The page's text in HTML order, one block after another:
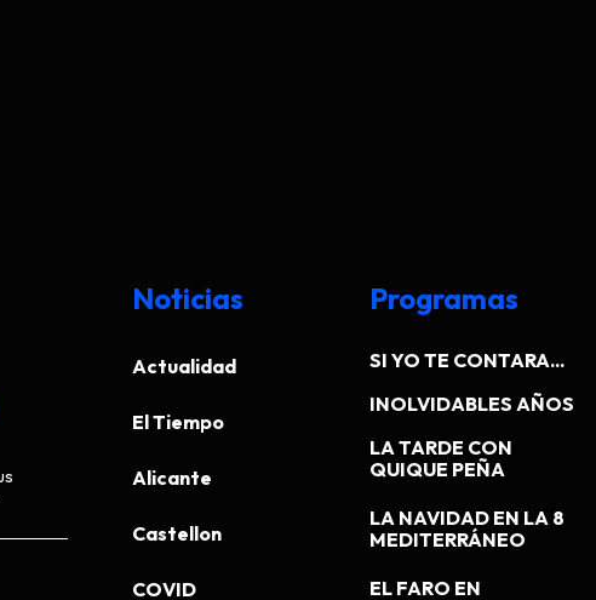
Noticias
Actualidad
El Tiempo
Alicante
Castellon
COVID
Programas
SI YO TE CONTARA...
INOLVIDABLES AÑOS
LA TARDE CON
QUIQUE PEÑA
LA NAVIDAD EN LA 8
MEDITERRÁNEO
EL FARO EN